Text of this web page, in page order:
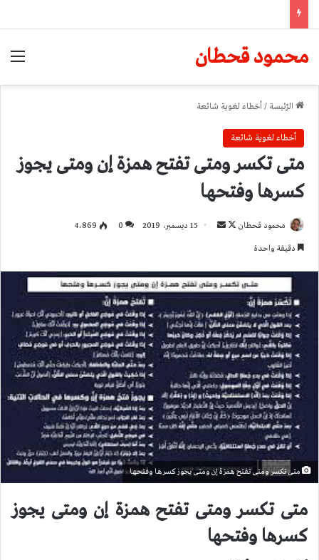
محمود قحطان
الرّئيسة / أخطاء لغوية شائعة
أخطاء لغوية شائعة
متى تكسر ومتى تفتح همزة إن ومتى يجوز
كسرها وفتحها
محمود قحطان
تابعأرسل
15 ديسمبر، 2019 0 4٬869
دقيقة واحدة
متى تكسر ومتى تفتح همزة إن ومتى يجوز كسرها وفتحها
متى تكسر ومتى تفتح همزة إن ومتى يجوز
كسرها وفتحها